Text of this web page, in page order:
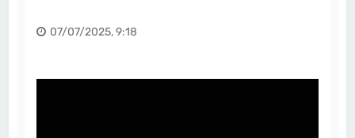
07/07/2025, 9:18